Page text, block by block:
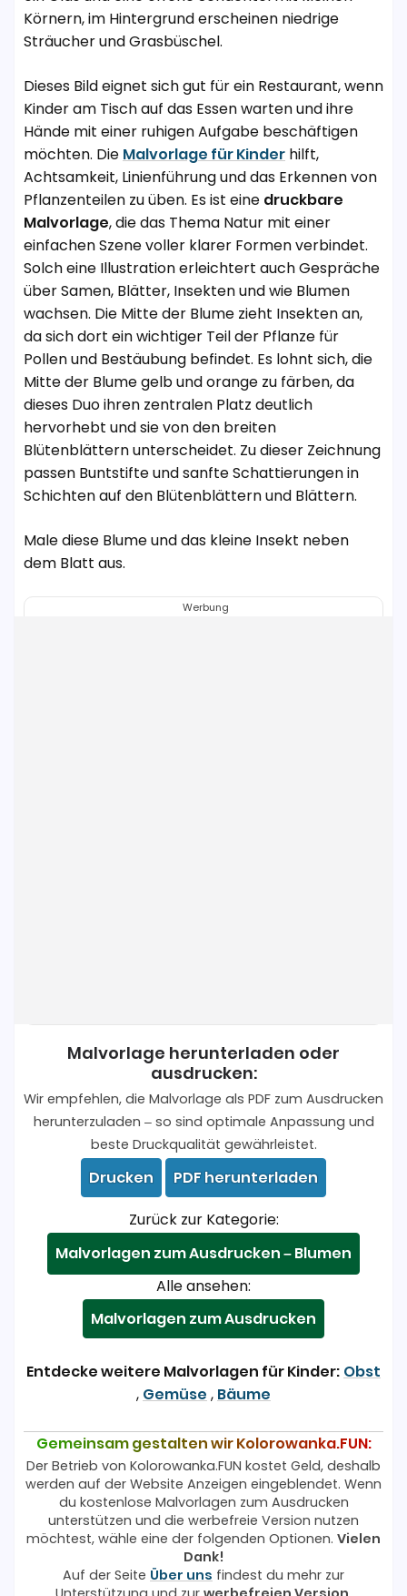
Körnern, im Hintergrund erscheinen niedrige
Sträucher und Grasbüschel.
Dieses Bild eignet sich gut für ein Restaurant, wenn
Kinder am Tisch auf das Essen warten und ihre
Hände mit einer ruhigen Aufgabe beschäftigen
möchten. Die Malvorlage für Kinder hilft,
Achtsamkeit, Linienführung und das Erkennen von
Pflanzenteilen zu üben. Es ist eine druckbare
Malvorlage, die das Thema Natur mit einer
einfachen Szene voller klarer Formen verbindet.
Solch eine Illustration erleichtert auch Gespräche
über Samen, Blätter, Insekten und wie Blumen
wachsen. Die Mitte der Blume zieht Insekten an,
da sich dort ein wichtiger Teil der Pflanze für
Pollen und Bestäubung befindet. Es lohnt sich, die
Mitte der Blume gelb und orange zu färben, da
dieses Duo ihren zentralen Platz deutlich
hervorhebt und sie von den breiten
Blütenblättern unterscheidet. Zu dieser Zeichnung
passen Buntstifte und sanfte Schattierungen in
Schichten auf den Blütenblättern und Blättern.
Male diese Blume und das kleine Insekt neben
dem Blatt aus.
Werbung
Malvorlage herunterladen oder
ausdrucken:
Wir empfehlen, die Malvorlage als PDF zum Ausdrucken
herunterzuladen – so sind optimale Anpassung und
beste Druckqualität gewährleistet.
Drucken
PDF herunterladen
Zurück zur Kategorie:
Malvorlagen zum Ausdrucken – Blumen
Alle ansehen:
Malvorlagen zum Ausdrucken
Entdecke weitere Malvorlagen für Kinder: Obst
, Gemüse , Bäume
Gemeinsam gestalten wir Kolorowanka.FUN:
Der Betrieb von Kolorowanka.FUN kostet Geld, deshalb
werden auf der Website Anzeigen eingeblendet. Wenn
du kostenlose Malvorlagen zum Ausdrucken
unterstützen und die werbefreie Version nutzen
möchtest, wähle eine der folgenden Optionen. Vielen
Dank!
Auf der Seite Über uns findest du mehr zur